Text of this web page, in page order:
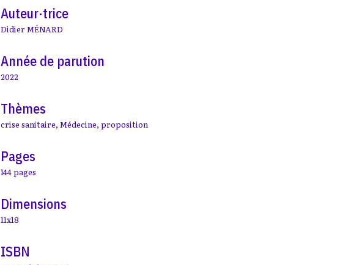
Auteur·trice
Didier MÉNARD
Année de parution
2022
Thèmes
crise sanitaire, Médecine, proposition
Pages
144 pages
Dimensions
11x18
ISBN